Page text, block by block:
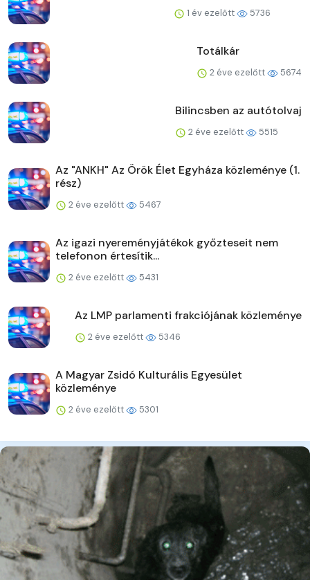
1 év ezelőtt 5736
Totálkár
2 éve ezelőtt 5674
Bilincsben az autótolvaj
2 éve ezelőtt 5515
Az "ANKH" Az Örök Élet Egyháza közleménye (1.
rész)
2 éve ezelőtt 5467
Az igazi nyereményjátékok győzteseit nem
telefonon értesítik...
2 éve ezelőtt 5431
Az LMP parlamenti frakciójának közleménye
2 éve ezelőtt 5346
A Magyar Zsidó Kulturális Egyesület
közleménye
2 éve ezelőtt 5301